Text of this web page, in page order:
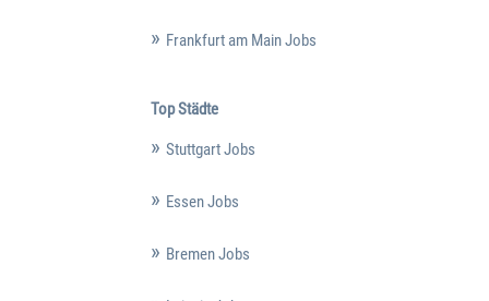
Frankfurt am Main Jobs
Top Städte
Stuttgart Jobs
Essen Jobs
Bremen Jobs